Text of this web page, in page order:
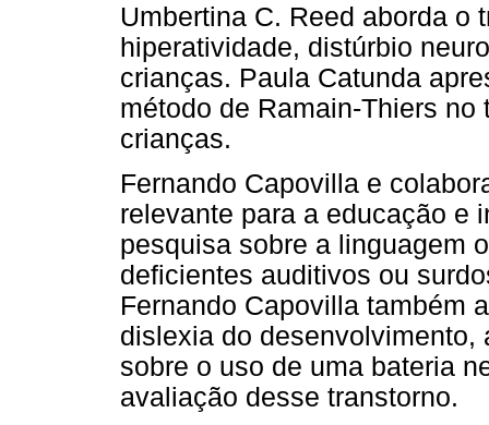
Umbertina C. Reed aborda o
hiperatividade, distúrbio
crianças. Paula Catunda
método de Ramain-Thiers
crianças.
Fernando Capovilla e
relevante para a educação e
pesquisa sobre a linguagem
deficientes auditivos ou
Fernando Capovilla também
dislexia do desenvolvimento,
sobre o uso de uma bateria
avaliação desse transtorno.